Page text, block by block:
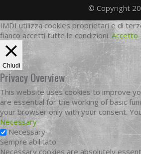
© Copyright
IMDI utilizza cookies proprietari e di
fianco accetti tutte le condizioni. Accetto
Chiudi
Privacy Overview
This website uses cookies to improve
are essential for the working of basic
your browser only with your consent.
Necessary
Necessary
Sempre abilitato
Necessary cookies are absolutely